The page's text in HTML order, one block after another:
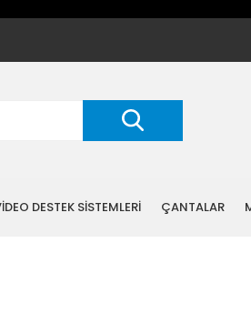
DESTEK SİSTEMLERİ ÇANTALAR